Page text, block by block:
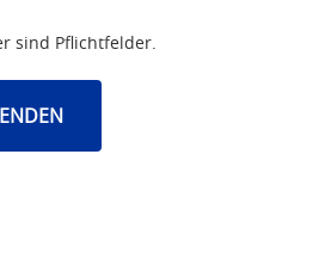
sind Pflichtfelder.